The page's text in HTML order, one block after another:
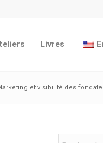
Livres
et visibilité des